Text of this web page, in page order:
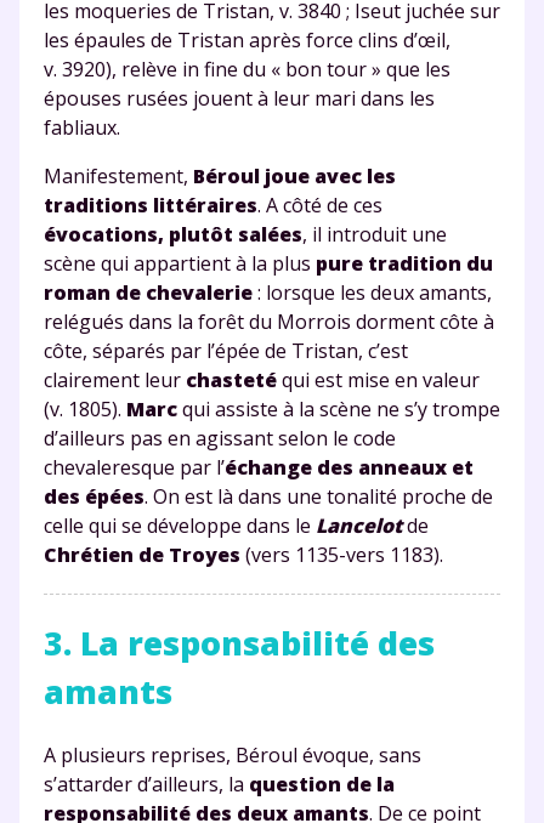
les moqueries de Tristan, v. 3840 ; Iseut juchée sur
les épaules de Tristan après force clins d’œil,
v. 3920), relève in fine du « bon tour » que les
épouses rusées jouent à leur mari dans les
fabliaux.
Manifestement, Béroul joue avec les
traditions littéraires. A côté de ces
évocations, plutôt salées, il introduit une
scène qui appartient à la plus pure tradition du
roman de chevalerie: lorsque les deux amants,
relégués dans la forêt du Morrois dorment côte à
côte, séparés par l’épée de Tristan, c’est
clairement leur chastetéqui est mise en valeur
(v. 1805). Marcqui assiste à la scène ne s’y trompe
d’ailleurs pas en agissant selon le code
chevaleresque par l’échange des anneaux et
des épées. On est là dans une tonalité proche de
celle qui se développe dans le Lancelotde
Chrétien de Troyes (vers 1135-vers 1183).
3. La responsabilité des
amants
A plusieurs reprises, Béroul évoque, sans
s’attarder d’ailleurs, la question de la
responsabilité des deux amants. De ce point